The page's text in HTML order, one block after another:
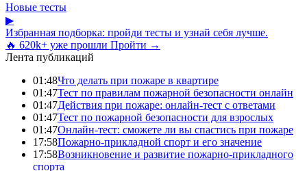
Новые тесты
▶
Избранная подборка: пройди тесты и узнай себя лучше.
🔥 620k+ уже прошли Пройти →
Лента публикаций
01:48Что делать при пожаре в квартире
01:47Тест по правилам пожарной безопасности онлайн
01:47Действия при пожаре: онлайн-тест с ответами
01:47Тест по пожарной безопасности для взрослых
01:47Онлайн-тест: сможете ли вы спастись при пожаре
17:58Пожарно-прикладной спорт и его значение
17:58Возникновение и развитие пожарно-прикладного
спорта